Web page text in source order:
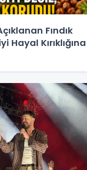
Fındık
Hayal Kırıklığına